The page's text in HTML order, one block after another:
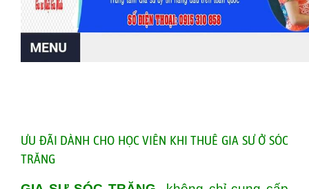
ƯU ĐÃI DÀNH CHO HỌC VIÊN KHI THUÊ GIA SƯ Ở SÓC
TRĂNG